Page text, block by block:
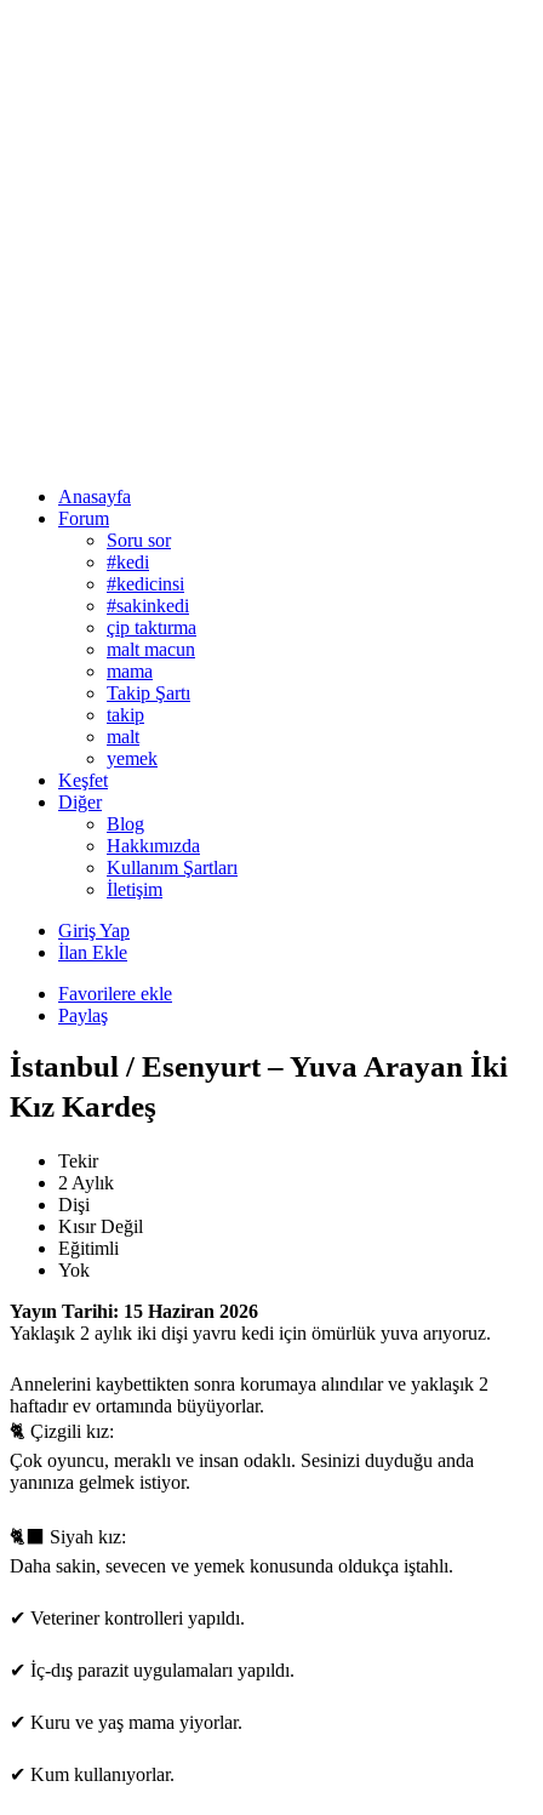
Anasayfa
Forum
Soru sor
#kedi
#kedicinsi
#sakinkedi
çip taktırma
malt macun
mama
Takip Şartı
takip
malt
yemek
Keşfet
Diğer
Blog
Hakkımızda
Kullanım Şartları
İletişim
Giriş Yap
İlan Ekle
Favorilere ekle
Paylaş
İstanbul / Esenyurt – Yuva Arayan İki
Kız Kardeş
Tekir
2 Aylık
Dişi
Kısır Değil
Eğitimli
Yok
Yayın Tarihi: 15 Haziran 2026
Yaklaşık 2 aylık iki dişi yavru kedi için ömürlük yuva arıyoruz.
Annelerini kaybettikten sonra korumaya alındılar ve yaklaşık 2
haftadır ev ortamında büyüyorlar.
🐈 Çizgili kız:
Çok oyuncu, meraklı ve insan odaklı. Sesinizi duyduğu anda
yanınıza gelmek istiyor.
🐈‍⬛ Siyah kız:
Daha sakin, sevecen ve yemek konusunda oldukça iştahlı.
✔ Veteriner kontrolleri yapıldı.
✔ İç-dış parazit uygulamaları yapıldı.
✔ Kuru ve yaş mama yiyorlar.
✔ Kum kullanıyorlar.